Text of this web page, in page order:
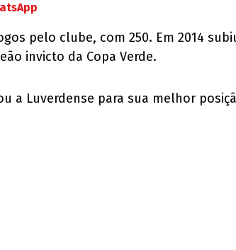
pelo clube, com 250. Em 2014
invicto da Copa Verde.
a Luverdense para sua melhor